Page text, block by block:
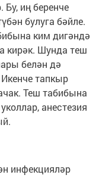
иң беренче
булуга бәйле.
ким дигәндә
кирәк. Шунда теш
белән дә
тапкыр
Теш табибына
анестезия
инфекцияләр